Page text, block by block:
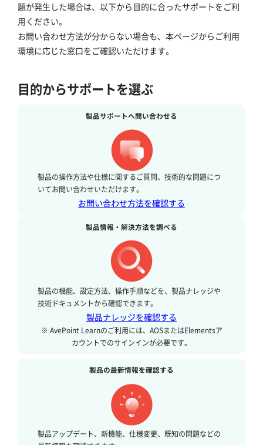
題が発生した場合は、以下から目的に合ったサポートをご利
用ください。
お問い合わせ方法が分からない場合も、本ページからご利用
環境に応じた窓口をご確認いただけます。
目的からサポートを選ぶ
製品サポートへ問い合わせる
製品の操作方法や仕様に関するご質問、技術的な問題につ
いてお問い合わせいただけます。
お問い合わせ方法を確認する
製品情報・解決方法を調べる
製品の機能、設定方法、操作手順などを、製品ナレッジや
技術ドキュメントから確認できます。
製品ナレッジを確認する
※ AvePoint Learnのご利用には、AOSまたはElementsア
カウントでのサインインが必要です。
製品の最新情報を確認する
製品アップデート、新機能、仕様変更、既知の問題などの